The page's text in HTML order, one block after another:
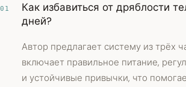
01
Как избавиться от дряблости
дней?
Автор предлагает систему из трёх
включает правильное питание,
и устойчивые привычки, что